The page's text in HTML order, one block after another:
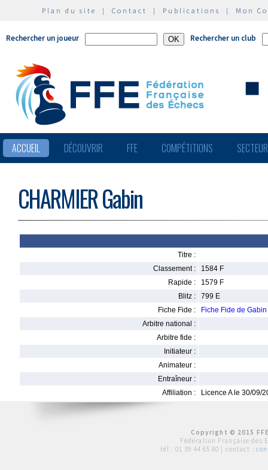
Plan du site | Contact | Publications | Mon
Rechercher un joueur Rechercher un club
ACCUEIL DÉCOUVRIR FFE COMPÉTITIONS
CHARMIER Gabin
Titre :
Classement :
1584 F
Rapide :
1579 F
Blitz :
799 E
Fiche Fide :
Fiche Fide de
Arbitre national :
Arbitre fide :
Initiateur :
Animateur :
Entraîneur :
Affiliation :
Licence A le 30/09/
Copyright © 2015
Fédération Française des
tél : 01 39 44 65 80 | contact :